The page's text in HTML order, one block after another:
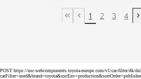
First Page
Tidligere side
1 2 3 4
POST https://usc-webcomponents.toyota-europe.com/v1/car-filter/dk/da?